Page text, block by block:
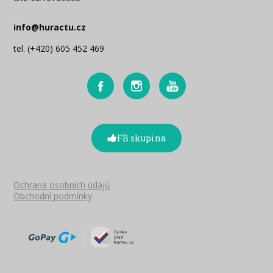
info@huractu.cz
tel. (+420) 605 452 469
FB skupina
Ochrana osobních údajů
Obchodní podmínky